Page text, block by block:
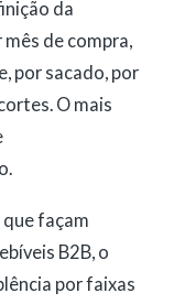
da
mês de compra,
por sacado, por
O mais
façam
B2B, o
por faixas